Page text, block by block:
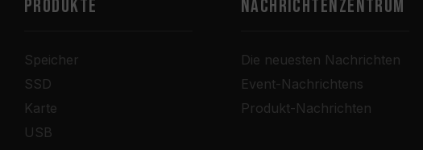
PRODUKTE
Speicher
SSD
Karte
USB
Nachrichtenzentrum
Die neuesten Nachrichten
Event-Nachrichtens
Produkt-Nachrichten